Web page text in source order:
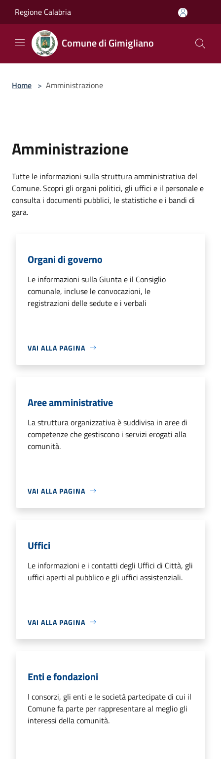
Regione Calabria
Comune di Gimigliano
Home > Amministrazione
Amministrazione
Tutte le informazioni sulla struttura amministrativa del
Comune. Scopri gli organi politici, gli uffici e il personale e
consulta i documenti pubblici, le statistiche e i bandi di
gara.
Organi di governo
Le informazioni sulla Giunta e il Consiglio
comunale, incluse le convocazioni, le
registrazioni delle sedute e i verbali
VAI ALLA PAGINA
Aree amministrative
La struttura organizzativa è suddivisa in aree di
competenze che gestiscono i servizi erogati alla
comunità.
VAI ALLA PAGINA
Uffici
Le informazioni e i contatti degli Uffici di Città, gli
uffici aperti al pubblico e gli uffici assistenziali.
VAI ALLA PAGINA
Enti e fondazioni
I consorzi, gli enti e le società partecipate di cui il
Comune fa parte per rappresentare al meglio gli
interessi della comunità.